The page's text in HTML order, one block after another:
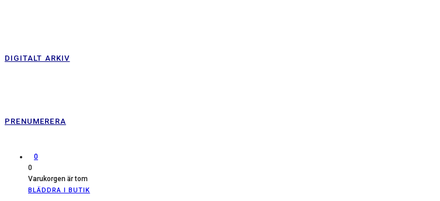
DIGITALT ARKIV
PRENUMERERA
0
0
Varukorgen är tom
BLÄDDRA I BUTIK